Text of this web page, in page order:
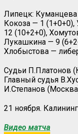
Липецк: Куманцева
Кокоза — 1
12 (10+2+0),
Лукашкина — 9
Хлобыстова —
Судьи П.Платонов
Главный судья
И.Степанов
21 ноября.
Видео матча